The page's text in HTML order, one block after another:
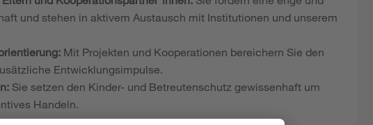
und stehen in aktivem Austausch mit Institutionen und unserem
Mit Projekten und Kooperationen bereichern Sie den
Entwicklungsimpulse.
Sie setzen den Kinder- und Betreutenschutz gewissenhaft um
Handeln.